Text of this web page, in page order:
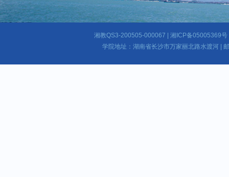
湘教QS3-200505-000067 | 湘ICP备05005369
学院地址：湖南省长沙市万家丽北路水渡河 |